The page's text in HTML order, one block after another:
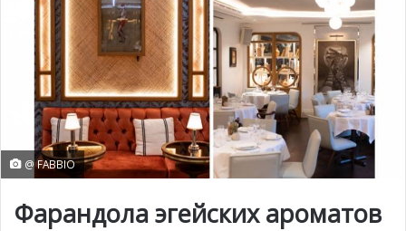
@ FABBIO
Фарандола эгейских ароматов